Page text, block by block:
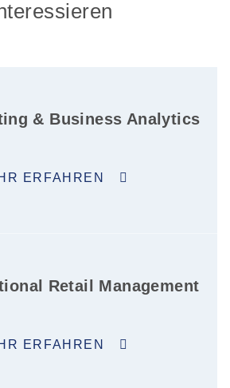
& Business Analytics
ERFAHREN
Retail Management
ERFAHREN